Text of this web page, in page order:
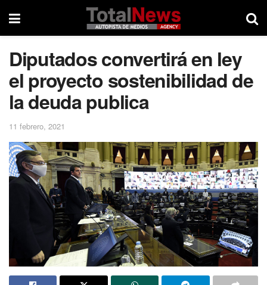
Diputados convertirá en ley
el proyecto sostenibilidad de
la deuda publica
11 febrero, 2021